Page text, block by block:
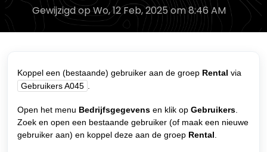
Gewijzigd op Wo, 12 Feb, 2025 om 8:46 AM
Koppel een (bestaande) gebruiker aan de groep Rental via
Gebruikers A045
Open het menu Bedrijfsgegevens en klik op Gebruikers.
Zoek en open een bestaande gebruiker (of maak een nieuwe
gebruiker aan) en koppel deze aan de groep Rental.